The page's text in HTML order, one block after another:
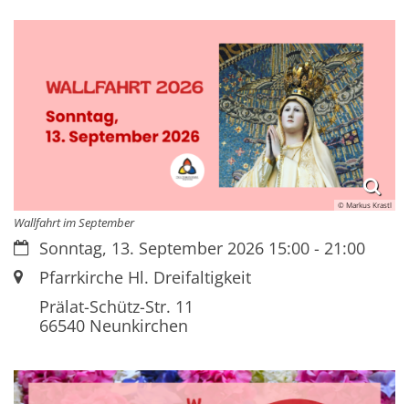
© Markus Krastl
Wallfahrt im September
Datum:Sonntag, 13. September 2026 15:00 - 21:00
Ort:Pfarrkirche Hl. Dreifaltigkeit
Prälat-Schütz-Str. 11
66540Neunkirchen